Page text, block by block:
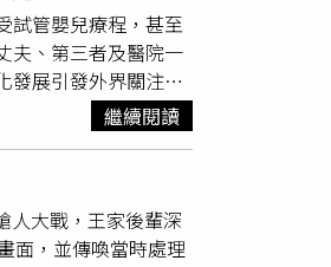
富豪動起了歪主意。
這張由鄰居身份「拼
不僅嚴重侵害了被冒
決定「大義滅親」，
應因其「身價上億」
出，涉案父親的行
實，除了違規取得
中。
試管嬰兒療程，甚至
夫、第三者及醫院一
發展引發外界關注。
因收到復旦大學附
完成培育並冷凍保
朱女事後展開查
因涉嫌偽造結婚證
資料，停止相關醫
丈夫完成離婚，而丈
繼續閱讀
人大戰，王家後輩深
面，並傳喚當時處理